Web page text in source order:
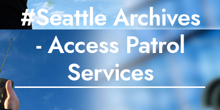
#Seattle Archives
- Access Patrol
Services